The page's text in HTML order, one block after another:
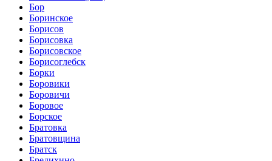
Бор
Боринское
Борисов
Борисовка
Борисовское
Борисоглебск
Борки
Боровики
Боровичи
Боровое
Борское
Братовка
Братовщина
Братск